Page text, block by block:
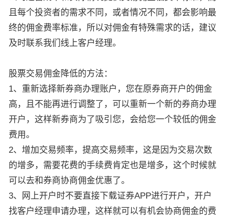
且每个投资者的需求不同，或者情况不同，都会影响最
终的佣金费率标准，所以对佣金有特殊需求的话，建议
及时联系我们线上客户经理。
股票交易佣金降低的方法：
1、重新选择新券商办理账户，您在原券商开户的佣金
高，且不能再进行调整了，可以重新一个新的券商办理
开户，这样新券商为了吸引您，会给您一个较低的佣金
费用。
2、增加交易频率，提高交易频率，这是因为交易次数
的增多，需要花费的手续费肯定也是增多，这个时候就
可以去和券商协商佣金优惠了。
3、网上开户时不要直接下载证券APP进行开户，开户
找客户经理申请办理，这样就可以有机会协商佣金的费